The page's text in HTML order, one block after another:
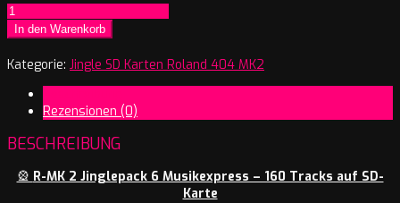
R-
MK
2
Jinglepack
Musikexpress
Menge
In den Warenkorb
Kategorie: Jingle SD Karten Roland 404 MK2
Rezensionen (0)
BESCHREIBUNG
🎡 R-MK 2 Jinglepack 6 Musikexpress – 160 Tracks auf SD-
Karte